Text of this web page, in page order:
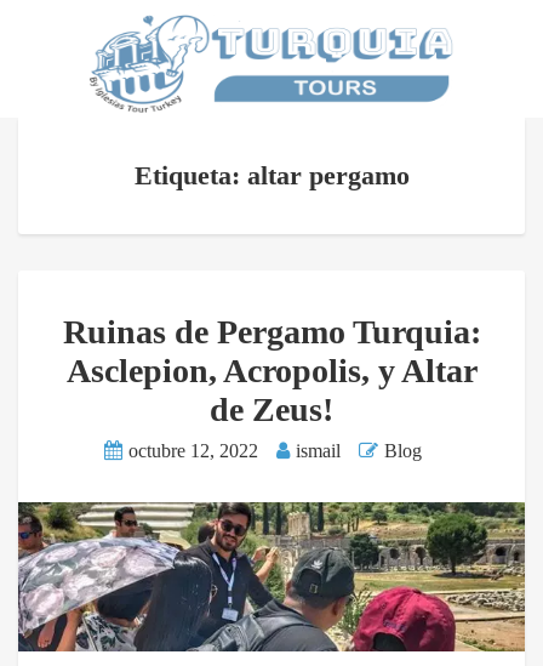
Etiqueta: altar pergamo
Ruinas de Pergamo Turquia:
Asclepion, Acropolis, y Altar
de Zeus!
octubre 12, 2022 ismail Blog